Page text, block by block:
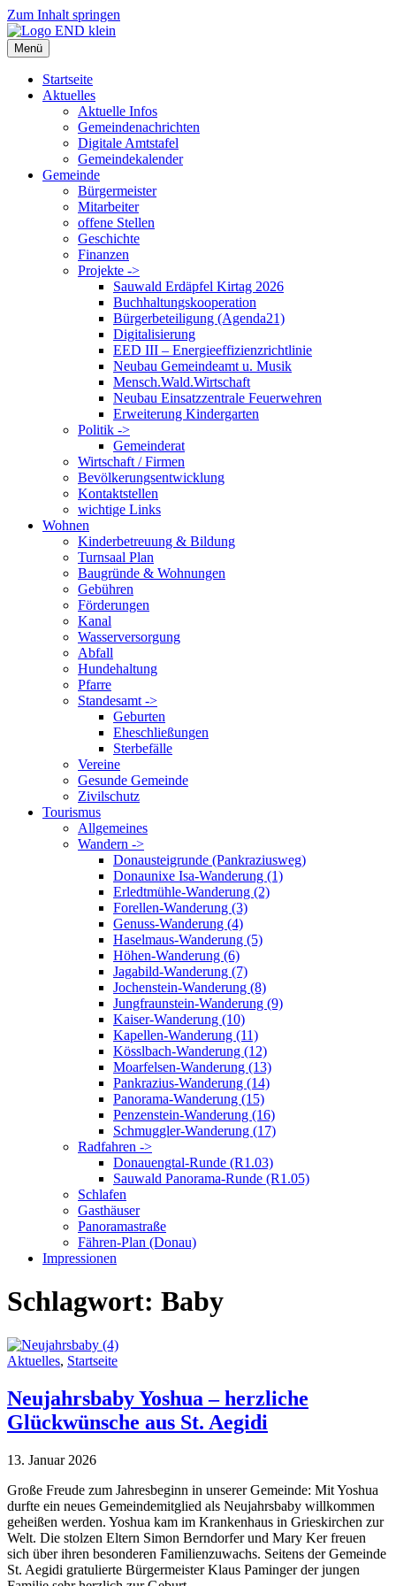
Zum Inhalt springen
Menü
Startseite
Aktuelles
Aktuelle Infos
Gemeindenachrichten
Digitale Amtstafel
Gemeindekalender
Gemeinde
Bürgermeister
Mitarbeiter
offene Stellen
Geschichte
Finanzen
Projekte ->
Sauwald Erdäpfel Kirtag 2026
Buchhaltungskooperation
Bürgerbeteiligung (Agenda21)
Digitalisierung
EED III – Energieeffizienzrichtlinie
Neubau Gemeindeamt u. Musik
Mensch.Wald.Wirtschaft
Neubau Einsatzzentrale Feuerwehren
Erweiterung Kindergarten
Politik ->
Gemeinderat
Wirtschaft / Firmen
Bevölkerungsentwicklung
Kontaktstellen
wichtige Links
Wohnen
Kinderbetreuung & Bildung
Turnsaal Plan
Baugründe & Wohnungen
Gebühren
Förderungen
Kanal
Wasserversorgung
Abfall
Hundehaltung
Pfarre
Standesamt ->
Geburten
Eheschließungen
Sterbefälle
Vereine
Gesunde Gemeinde
Zivilschutz
Tourismus
Allgemeines
Wandern ->
Donausteigrunde (Pankraziusweg)
Donaunixe Isa-Wanderung (1)
Erledtmühle-Wanderung (2)
Forellen-Wanderung (3)
Genuss-Wanderung (4)
Haselmaus-Wanderung (5)
Höhen-Wanderung (6)
Jagabild-Wanderung (7)
Jochenstein-Wanderung (8)
Jungfraunstein-Wanderung (9)
Kaiser-Wanderung (10)
Kapellen-Wanderung (11)
Kösslbach-Wanderung (12)
Moarfelsen-Wanderung (13)
Pankrazius-Wanderung (14)
Panorama-Wanderung (15)
Penzenstein-Wanderung (16)
Schmuggler-Wanderung (17)
Radfahren ->
Donauengtal-Runde (R1.03)
Sauwald Panorama-Runde (R1.05)
Schlafen
Gasthäuser
Panoramastraße
Fähren-Plan (Donau)
Impressionen
Schlagwort: Baby
Aktuelles, Startseite
Neujahrsbaby Yoshua – herzliche
Glückwünsche aus St. Aegidi
13. Januar 2026
Große Freude zum Jahresbeginn in unserer Gemeinde: Mit Yoshua
durfte ein neues Gemeindemitglied als Neujahrsbaby willkommen
geheißen werden. Yoshua kam im Krankenhaus in Grieskirchen zur
Welt. Die stolzen Eltern Simon Berndorfer und Mary Ker freuen
sich über ihren besonderen Familienzuwachs. Seitens der Gemeinde
St. Aegidi gratulierte Bürgermeister Klaus Paminger der jungen